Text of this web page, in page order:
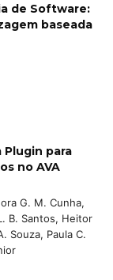
de Software:
baseada
Plugin para
no AVA
G. M. Cunha,
B. Santos, Heitor
Souza, Paula C.